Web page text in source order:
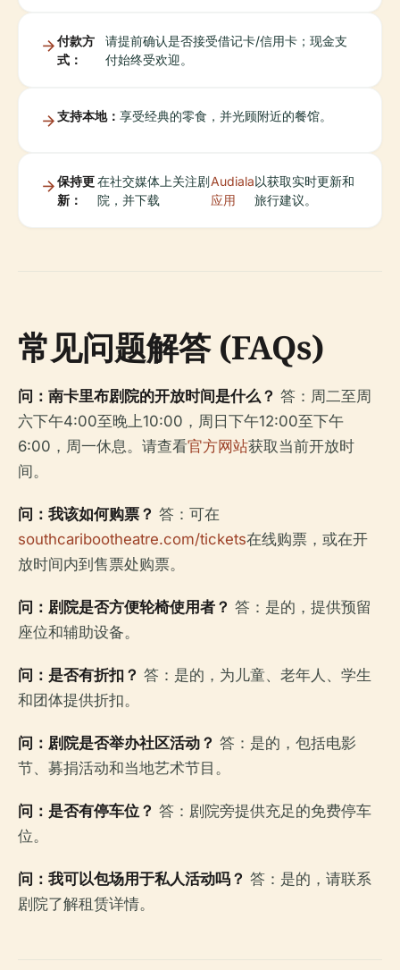
付款方
式：
请提前确认是否接受借记卡/信用卡；现金支
付始终受欢迎。
支持本地： 享受经典的零食，并光顾附近的餐馆。
保持更
新：
在社交媒体上关注剧
院，并下载
Audiala
应用
以获取实时更新和
旅行建议。
常见问题解答 (FAQs)
问：南卡里布剧院的开放时间是什么？ 答：周二至周
六下午4:00至晚上10:00，周日下午12:00至下午
6:00，周一休息。请查看官方网站获取当前开放时
间。
问：我该如何购票？ 答：可在
southcaribootheatre.com/tickets在线购票，或在开
放时间内到售票处购票。
问：剧院是否方便轮椅使用者？ 答：是的，提供预留
座位和辅助设备。
问：是否有折扣？ 答：是的，为儿童、老年人、学生
和团体提供折扣。
问：剧院是否举办社区活动？ 答：是的，包括电影
节、募捐活动和当地艺术节目。
问：是否有停车位？ 答：剧院旁提供充足的免费停车
位。
问：我可以包场用于私人活动吗？ 答：是的，请联系
剧院了解租赁详情。